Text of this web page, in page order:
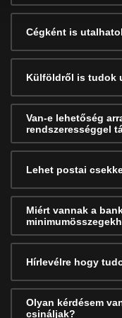
Cégként is
Külföldről is tudok
Van-e lehetőség
rendszerességgel
Lehet postai
Miért vannak a
Hírlevélre hogy
Olyan kérdésem
csináljak?